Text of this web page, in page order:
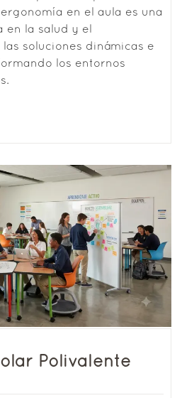
en el aula es una
en la salud y el
soluciones dinámicas e
los entornos
Polivalente